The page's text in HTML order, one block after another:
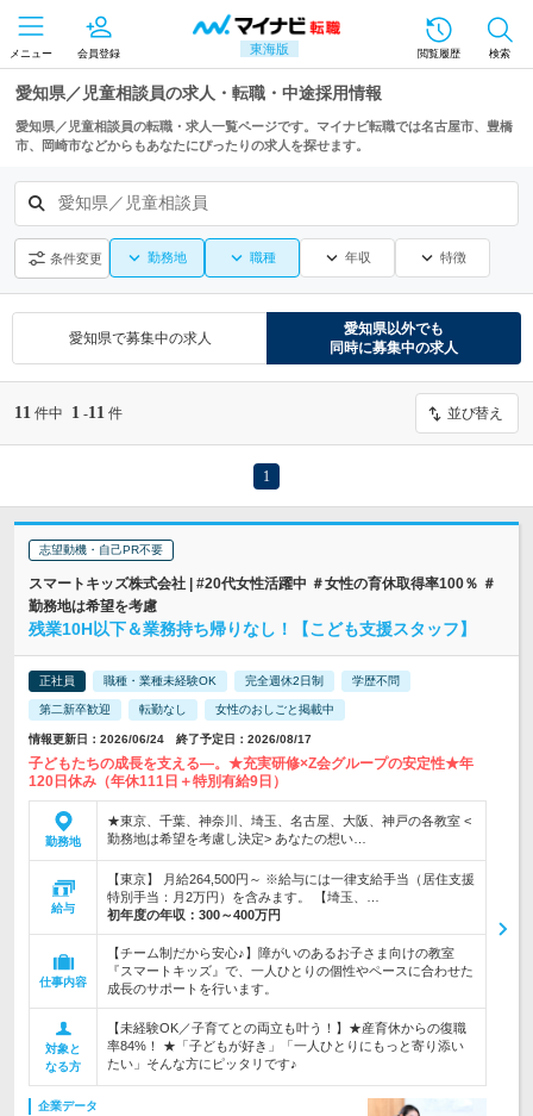
東海版
メニュー 会員登録 閲覧履歴 検索
愛知県／児童相談員の求人・転職・中途採用情報
愛知県／児童相談員の転職・求人一覧ページです。マイナビ転職では名古屋市、豊橋
市、岡崎市などからもあなたにぴったりの求人を探せます。
愛知県／児童相談員
条件変更 勤務地 職種 年収 特徴
愛知県で募集中の求人
愛知県以外でも
同時に募集中の求人
11 件中 1 -11 件 並び替え
1
志望動機・自己PR不要
スマートキッズ株式会社 | #20代女性活躍中 ＃女性の育休取得率100％ ＃
勤務地は希望を考慮
残業10H以下＆業務持ち帰りなし！【こども支援スタッフ】
正社員 職種・業種未経験OK 完全週休2日制 学歴不問
第二新卒歓迎 転勤なし 女性のおしごと掲載中
情報更新日：2026/06/24 終了予定日：2026/08/17
子どもたちの成長を支える―。★充実研修×Z会グループの安定性★年
120日休み（年休111日＋特別有給9日）
勤務地
★東京、千葉、神奈川、埼玉、名古屋、大阪、神戸の各教室 <
勤務地は希望を考慮し決定> あなたの想い…
給与
【東京】 月給264,500円～ ※給与には一律支給手当（居住支援
特別手当：月2万円）を含みます。 【埼玉、…
初年度の年収： 300～400万円
仕事内容
【チーム制だから安心♪】障がいのあるお子さま向けの教室
『スマートキッズ』で、一人ひとりの個性やペースに合わせた
成長のサポートを行います。
対象と
なる方
【未経験OK／子育てとの両立も叶う！】★産育休からの復職
率84%！ ★「子どもが好き」「一人ひとりにもっと寄り添い
たい」そんな方にピッタリです♪
企業データ